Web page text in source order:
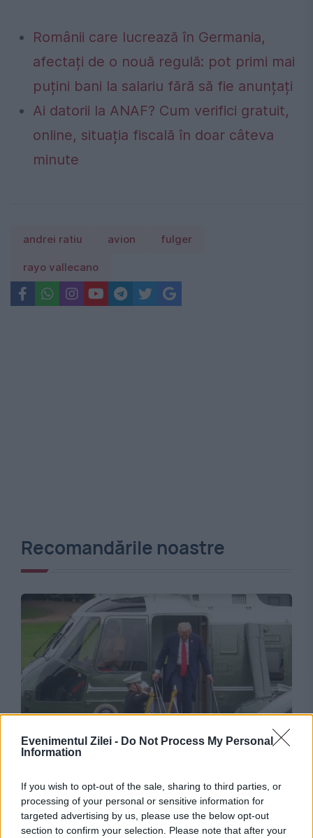
Evenimentul Zilei - Do Not Process My Personal
Information
If you wish to opt-out of the sale, sharing to third parties, or
processing of your personal or sensitive information for
targeted advertising by us, please use the below opt-out
section to confirm your selection. Please note that after your
Românii care lucrează în Germania,
afectați de o nouă regulă: pot primi mai
puțini bani la salariu fără să fie anunțați
Ai datorii la ANAF? Cum verifici gratuit,
online, situația fiscală în doar câteva
minute
andrei ratiu avion fulger
rayo vallecano
Recomandările noastre
INTERNATIONAL
Donald Trump. Marine One și un avion de linie
s-au apropiat periculos